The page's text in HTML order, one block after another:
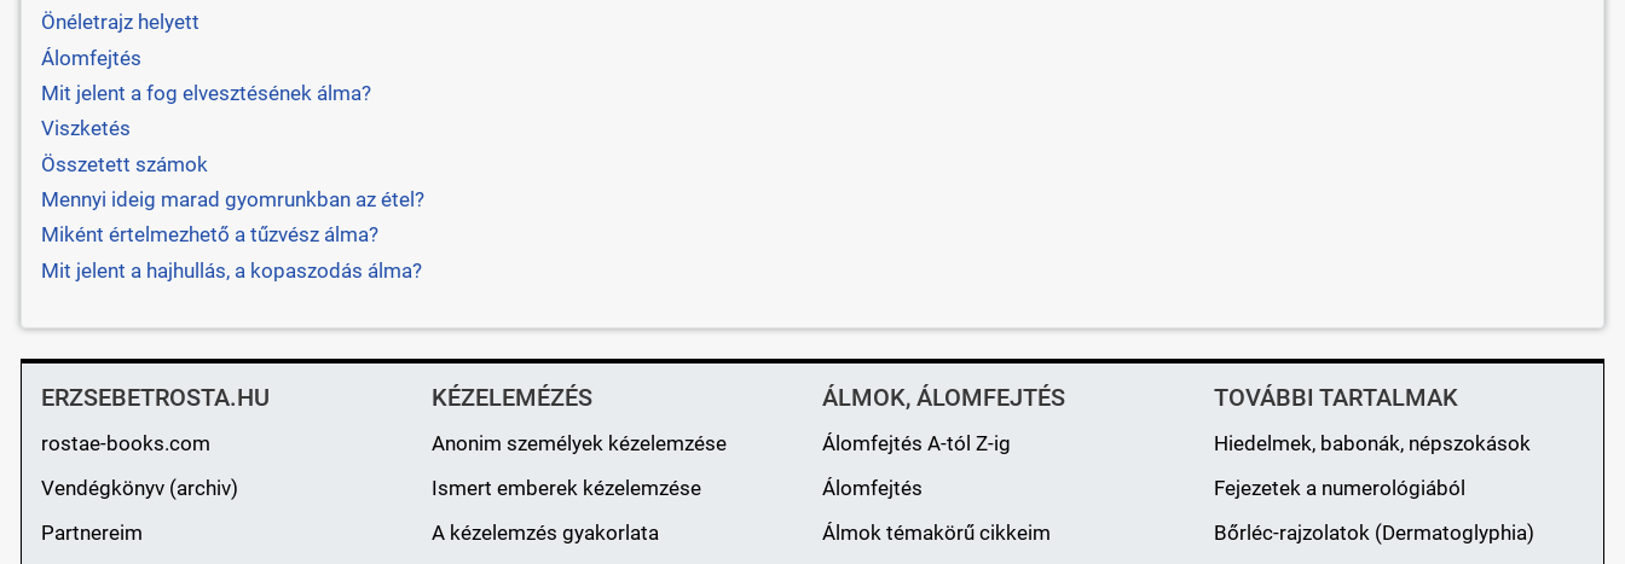
Önéletrajz helyett
Álomfejtés
Mit jelent a fog elvesztésének álma?
Viszketés
Összetett számok
Mennyi ideig marad gyomrunkban az étel?
Miként értelmezhető a tűzvész álma?
Mit jelent a hajhullás, a kopaszodás álma?
ERZSEBETROSTA.HU
rostae-books.com
Vendégkönyv (archiv)
Partnereim
KÉZELEMÉZÉS
Anonim személyek kézelemzése
Ismert emberek kézelemzése
A kézelemzés gyakorlata
ÁLMOK, ÁLOMFEJTÉS
Álomfejtés A-tól Z-ig
Álomfejtés
Álmok témakörű cikkeim
TOVÁBBI TARTALMAK
Hiedelmek, babonák, népszokások
Fejezetek a numerológiából
Bőrléc-rajzolatok (Dermatoglyphia)